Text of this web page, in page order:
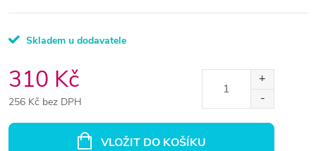
Skladem u dodavatele
310 Kč
256 Kč bez DPH
VLOŽIT DO KOŠÍKU